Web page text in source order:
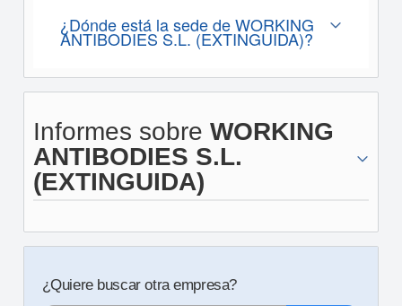
¿Dónde está la sede de WORKING
ANTIBODIES S.L. (EXTINGUIDA)?
Informes sobre WORKING
ANTIBODIES S.L.
(EXTINGUIDA)
¿Quiere buscar otra empresa?